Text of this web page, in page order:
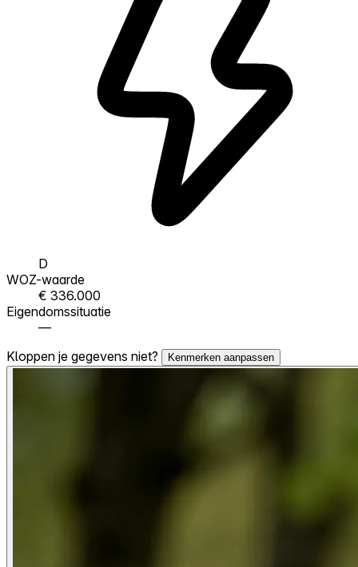
D
WOZ-waarde
€ 336.000
Eigendomssituatie
—
Kloppen je gegevens niet?
Kenmerken aanpassen